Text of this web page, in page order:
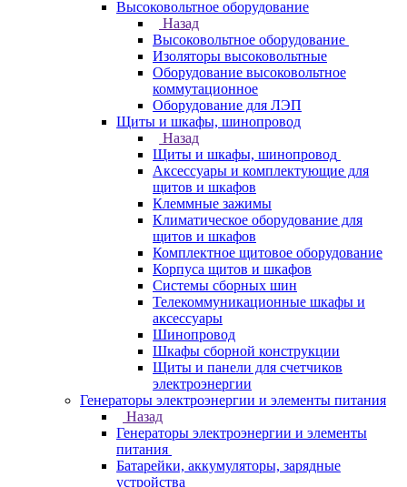
Высоковольтное оборудование
Назад
Высоковольтное оборудование
Изоляторы высоковольтные
Оборудование высоковольтное
коммутационное
Оборудование для ЛЭП
Щиты и шкафы, шинопровод
Назад
Щиты и шкафы, шинопровод
Аксессуары и комплектующие для
щитов и шкафов
Клеммные зажимы
Климатическое оборудование для
щитов и шкафов
Комплектное щитовое оборудование
Корпуса щитов и шкафов
Системы сборных шин
Телекоммуникационные шкафы и
аксессуары
Шинопровод
Шкафы сборной конструкции
Щиты и панели для счетчиков
электроэнергии
Генераторы электроэнергии и элементы питания
Назад
Генераторы электроэнергии и элементы
питания
Батарейки, аккумуляторы, зарядные
устройства